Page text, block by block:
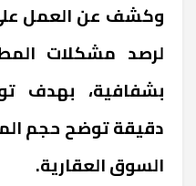
وكشف عن العمل
لرصد مشكلات
بشفافية، بهدف
دقيقة توضح حجم
السوق العقارية.